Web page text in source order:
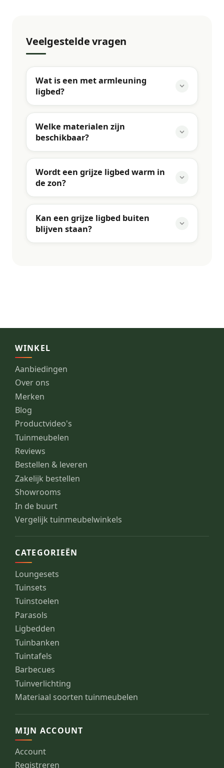
Veelgestelde vragen
Wat is een met armleuning
ligbed?
Welke materialen zijn
beschikbaar?
Wordt een grijze ligbed warm in
de zon?
Kan een grijze ligbed buiten
blijven staan?
WINKEL
Aanbiedingen
Over ons
Merken
Blog
Productvideo's
Tuinmeubelen
Reviews
Bestellen & leveren
Zakelijk bestellen
Showrooms
In de buurt
Vergelijk tuinmeubelwinkels
CATEGORIEËN
Loungesets
Tuinsets
Tuinstoelen
Parasols
Ligbedden
Tuinbanken
Tuintafels
Barbecues
Tuinverlichting
Materiaal soorten tuinmeubelen
MIJN ACCOUNT
Account
Registreren